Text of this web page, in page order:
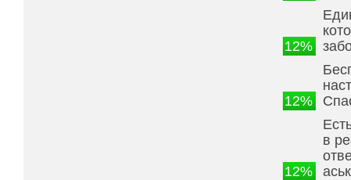
12%
12%
12%
в